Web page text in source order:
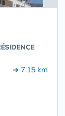
➔ 7.15 km